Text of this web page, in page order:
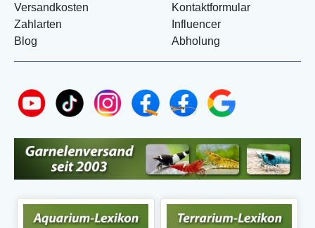
Versandkosten
Zahlarten
Blog
Kontaktformular
Influencer
Abholung